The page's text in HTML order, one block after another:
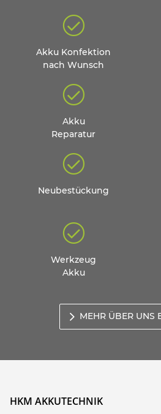
Akku Konfektion
nach Wunsch
Akku
Reparatur
Neubestückung
Werkzeug
Akku
MEHR ÜBER UNS
HKM AKKUTECHNIK